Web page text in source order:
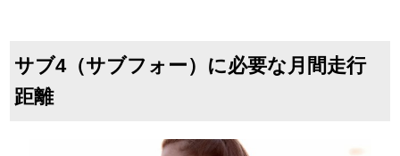
サブ4（サブフォー）に必要な月間走行
距離